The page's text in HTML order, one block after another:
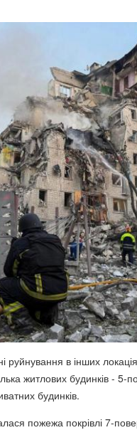
руйнування в інших
житлових будинків - 5-
будинків.
пожежа покрівлі 7-